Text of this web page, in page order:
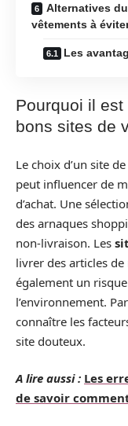
Alternatives
vêtements à
Les
Pourquoi il
bons sites de
Le choix d’un site
peut influencer de
d’achat. Une
des arnaques
non-livraison. Les
livrer des articles
également un
l’environnement.
connaître les
site douteux.
A lire aussi : Les
de savoir